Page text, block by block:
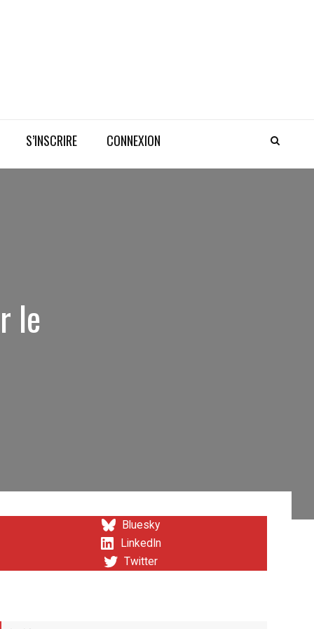
S’INSCRIRE CONNEXION
le
Bluesky
LinkedIn
Twitter